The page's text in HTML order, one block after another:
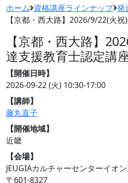
ホーム 資格講座ラインナップ 発
【京都・西大路】2026/9/22(火
【京都・西大路】
達支援教育士認定講
【開催日時】
2026-09-22 (火) 10:30-17:00
【講師】
藤丸直子
【開催地域】
近畿
【会場】
JEUGIAカルチャーセンターイオ
〒601-8327